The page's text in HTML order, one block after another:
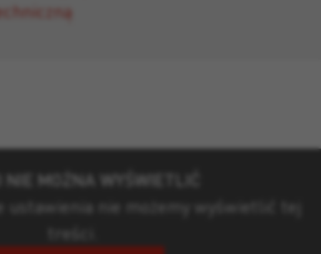
NIE MOŻNA WYŚWIETLIĆ
ustawienia nie możemy wyświetlić tej
treści.